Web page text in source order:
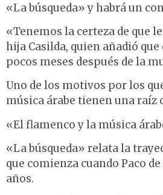
«La búsqueda» y habrá un
«Tenemos la certeza de que
hija Casilda, quien añadió
pocos meses después de la
Uno de los motivos por los
música árabe tienen una raíz
«El flamenco y la música
«La búsqueda» relata la
que comienza cuando Paco
años.